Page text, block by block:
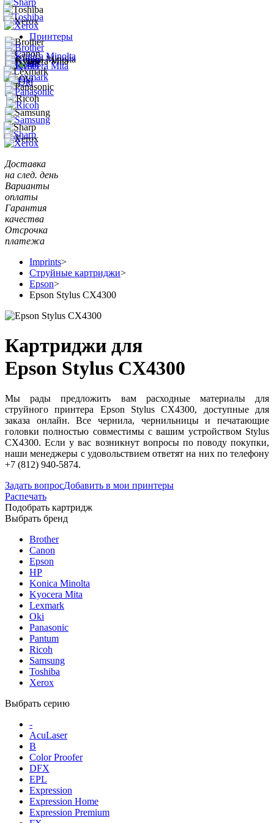
Принтеры
Доставка
на след. день
Варианты
оплаты
Гарантия
качества
Отсрочка
платежа
Imprints>
Струйные картриджи>
Epson>
Epson Stylus CX4300
Картриджи для
Epson Stylus CX4300
Мы рады предложить вам расходные материалы для
струйного принтера Epson Stylus CX4300, доступные для
заказа онлайн. Все чернила, чернильницы и печатающие
головки полностью совместимы с вашим устройством Stylus
CX4300. Если у вас возникнут вопросы по поводу покупки,
наши менеджеры с удовольствием ответят на них по телефону
+7 (812) 940-5874.
Задать вопросДобавить в мои принтеры
Распечать
Подобрать картридж
Выбрать бренд
Brother
Canon
Epson
HP
Konica Minolta
Kyocera Mita
Lexmark
Oki
Panasonic
Pantum
Ricoh
Samsung
Toshiba
Xerox
Выбрать серию
-
AcuLaser
B
Color Proofer
DFX
EPL
Expression
Expression Home
Expression Premium